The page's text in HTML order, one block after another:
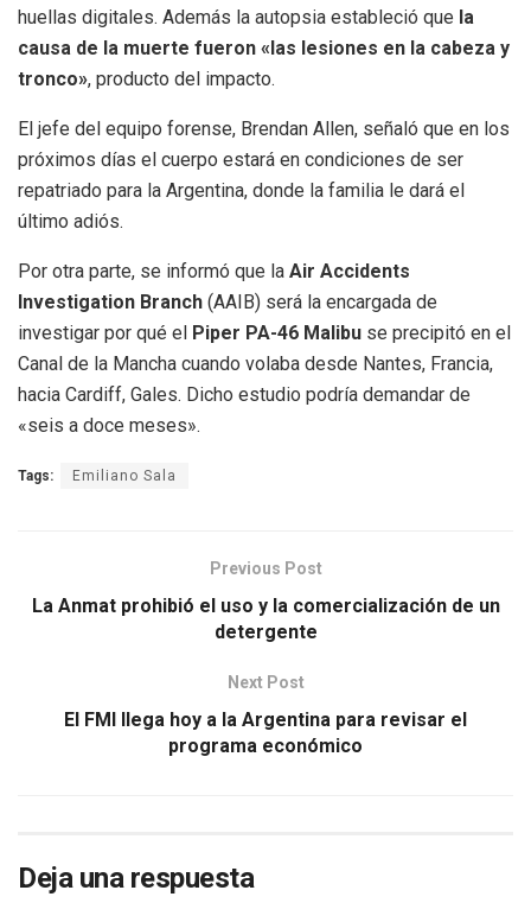
huellas digitales. Además la autopsia estableció que la
causa de la muerte fueron «las lesiones en la cabeza y
tronco», producto del impacto.
El jefe del equipo forense, Brendan Allen, señaló que en los
próximos días el cuerpo estará en condiciones de ser
repatriado para la Argentina, donde la familia le dará el
último adiós.
Por otra parte, se informó que la Air Accidents
Investigation Branch (AAIB) será la encargada de
investigar por qué el Piper PA-46 Malibu se precipitó en el
Canal de la Mancha cuando volaba desde Nantes, Francia,
hacia Cardiff, Gales. Dicho estudio podría demandar de
«seis a doce meses».
Tags: Emiliano Sala
Previous Post
La Anmat prohibió el uso y la comercialización de un
detergente
Next Post
El FMI llega hoy a la Argentina para revisar el
programa económico
Deja una respuesta